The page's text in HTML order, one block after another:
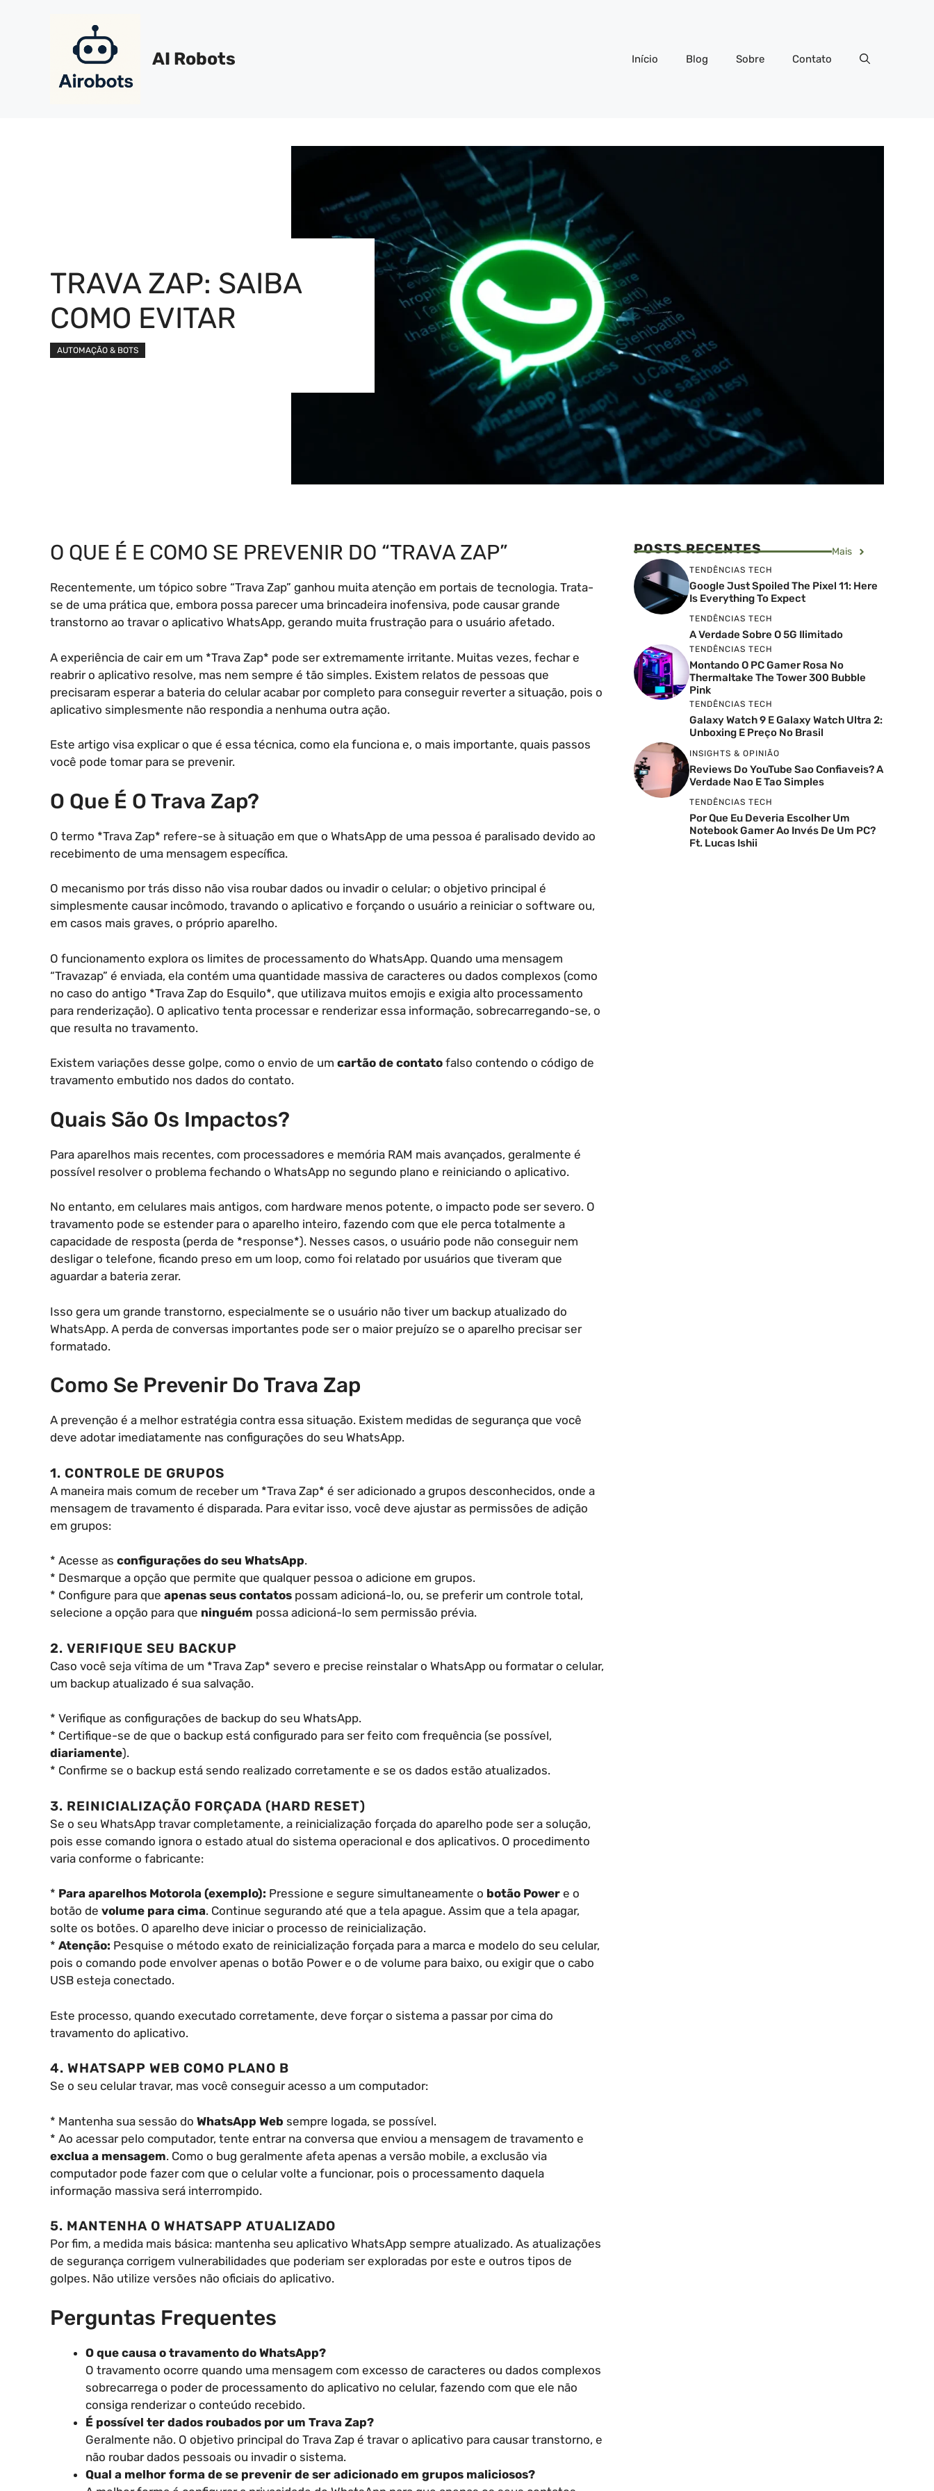
AI Robots Início Blog Sobre Contato
TRAVA ZAP: SAIBA
COMO EVITAR
AUTOMAÇÃO & BOTS
O QUE É E COMO SE PREVENIR DO “TRAVA ZAP”
Recentemente, um tópico sobre “Trava Zap” ganhou muita atenção em portais de tecnologia. Trata-
se de uma prática que, embora possa parecer uma brincadeira inofensiva, pode causar grande
transtorno ao travar o aplicativo WhatsApp, gerando muita frustração para o usuário afetado.
A experiência de cair em um *Trava Zap* pode ser extremamente irritante. Muitas vezes, fechar e
reabrir o aplicativo resolve, mas nem sempre é tão simples. Existem relatos de pessoas que
precisaram esperar a bateria do celular acabar por completo para conseguir reverter a situação, pois o
aplicativo simplesmente não respondia a nenhuma outra ação.
Este artigo visa explicar o que é essa técnica, como ela funciona e, o mais importante, quais passos
você pode tomar para se prevenir.
O Que É O Trava Zap?
O termo *Trava Zap* refere-se à situação em que o WhatsApp de uma pessoa é paralisado devido ao
recebimento de uma mensagem específica.
O mecanismo por trás disso não visa roubar dados ou invadir o celular; o objetivo principal é
simplesmente causar incômodo, travando o aplicativo e forçando o usuário a reiniciar o software ou,
em casos mais graves, o próprio aparelho.
O funcionamento explora os limites de processamento do WhatsApp. Quando uma mensagem
“Travazap” é enviada, ela contém uma quantidade massiva de caracteres ou dados complexos (como
no caso do antigo *Trava Zap do Esquilo*, que utilizava muitos emojis e exigia alto processamento
para renderização). O aplicativo tenta processar e renderizar essa informação, sobrecarregando-se, o
que resulta no travamento.
Existem variações desse golpe, como o envio de um cartão de contato falso contendo o código de
travamento embutido nos dados do contato.
Quais São Os Impactos?
Para aparelhos mais recentes, com processadores e memória RAM mais avançados, geralmente é
possível resolver o problema fechando o WhatsApp no segundo plano e reiniciando o aplicativo.
No entanto, em celulares mais antigos, com hardware menos potente, o impacto pode ser severo. O
travamento pode se estender para o aparelho inteiro, fazendo com que ele perca totalmente a
capacidade de resposta (perda de *response*). Nesses casos, o usuário pode não conseguir nem
desligar o telefone, ficando preso em um loop, como foi relatado por usuários que tiveram que
aguardar a bateria zerar.
Isso gera um grande transtorno, especialmente se o usuário não tiver um backup atualizado do
WhatsApp. A perda de conversas importantes pode ser o maior prejuízo se o aparelho precisar ser
formatado.
Como Se Prevenir Do Trava Zap
A prevenção é a melhor estratégia contra essa situação. Existem medidas de segurança que você
deve adotar imediatamente nas configurações do seu WhatsApp.
1. CONTROLE DE GRUPOS
A maneira mais comum de receber um *Trava Zap* é ser adicionado a grupos desconhecidos, onde a
mensagem de travamento é disparada. Para evitar isso, você deve ajustar as permissões de adição
em grupos:
* Acesse as configurações do seu WhatsApp.
* Desmarque a opção que permite que qualquer pessoa o adicione em grupos.
* Configure para que apenas seus contatos possam adicioná-lo, ou, se preferir um controle total,
selecione a opção para que ninguém possa adicioná-lo sem permissão prévia.
2. VERIFIQUE SEU BACKUP
Caso você seja vítima de um *Trava Zap* severo e precise reinstalar o WhatsApp ou formatar o celular,
um backup atualizado é sua salvação.
* Verifique as configurações de backup do seu WhatsApp.
* Certifique-se de que o backup está configurado para ser feito com frequência (se possível,
diariamente).
* Confirme se o backup está sendo realizado corretamente e se os dados estão atualizados.
3. REINICIALIZAÇÃO FORÇADA (HARD RESET)
Se o seu WhatsApp travar completamente, a reinicialização forçada do aparelho pode ser a solução,
pois esse comando ignora o estado atual do sistema operacional e dos aplicativos. O procedimento
varia conforme o fabricante:
* Para aparelhos Motorola (exemplo): Pressione e segure simultaneamente o botão Power e o
botão de volume para cima. Continue segurando até que a tela apague. Assim que a tela apagar,
solte os botões. O aparelho deve iniciar o processo de reinicialização.
* Atenção: Pesquise o método exato de reinicialização forçada para a marca e modelo do seu celular,
pois o comando pode envolver apenas o botão Power e o de volume para baixo, ou exigir que o cabo
USB esteja conectado.
Este processo, quando executado corretamente, deve forçar o sistema a passar por cima do
travamento do aplicativo.
4. WHATSAPP WEB COMO PLANO B
Se o seu celular travar, mas você conseguir acesso a um computador:
* Mantenha sua sessão do WhatsApp Web sempre logada, se possível.
* Ao acessar pelo computador, tente entrar na conversa que enviou a mensagem de travamento e
exclua a mensagem. Como o bug geralmente afeta apenas a versão mobile, a exclusão via
computador pode fazer com que o celular volte a funcionar, pois o processamento daquela
informação massiva será interrompido.
5. MANTENHA O WHATSAPP ATUALIZADO
Por fim, a medida mais básica: mantenha seu aplicativo WhatsApp sempre atualizado. As atualizações
de segurança corrigem vulnerabilidades que poderiam ser exploradas por este e outros tipos de
golpes. Não utilize versões não oficiais do aplicativo.
Perguntas Frequentes
O que causa o travamento do WhatsApp?
O travamento ocorre quando uma mensagem com excesso de caracteres ou dados complexos
sobrecarrega o poder de processamento do aplicativo no celular, fazendo com que ele não
consiga renderizar o conteúdo recebido.
É possível ter dados roubados por um Trava Zap?
Geralmente não. O objetivo principal do Trava Zap é travar o aplicativo para causar transtorno, e
não roubar dados pessoais ou invadir o sistema.
Qual a melhor forma de se prevenir de ser adicionado em grupos maliciosos?
POSTS RECENTES Mais
TENDÊNCIAS TECH
Google Just Spoiled The Pixel 11: Here
Is Everything To Expect
TENDÊNCIAS TECH
A Verdade Sobre O 5G Ilimitado
TENDÊNCIAS TECH
Montando O PC Gamer Rosa No
Thermaltake The Tower 300 Bubble
Pink
TENDÊNCIAS TECH
Galaxy Watch 9 E Galaxy Watch Ultra 2:
Unboxing E Preço No Brasil
INSIGHTS & OPINIÃO
Reviews Do YouTube Sao Confiaveis? A
Verdade Nao E Tao Simples
TENDÊNCIAS TECH
Por Que Eu Deveria Escolher Um
Notebook Gamer Ao Invés De Um PC?
Ft. Lucas Ishii